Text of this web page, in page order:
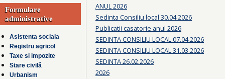
Formulare
administrative
Asistenta sociala
Registru agricol
Taxe si impozite
Stare civilă
Urbanism
ANUL 2026
Sedinta Consiliu local 30.04.2026
Publicatii casatorie anul 2026
SEDINTA CONSILIU LOCAL 07.04.2026
SEDINTA CONSILIU LOCAL 31.03.2026
SEDINTA 26.02.2026
2026